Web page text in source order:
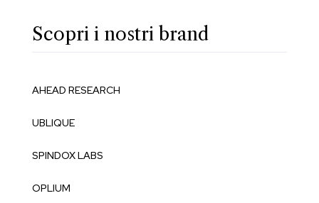
Scopri i nostri brand
AHEAD RESEARCH
UBLIQUE
SPINDOX LABS
OPLIUM